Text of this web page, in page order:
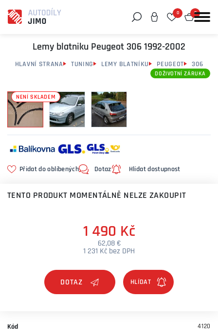
0 0
Lemy blatniku Peugeot 306 1992-2002
HLAVNÍ STRANA TUNING LEMY BLATNÍKU PEUGEOT 306
NENÍ SKLADEM
DOŽIVOTNÍ ZÁRUKA
Přidat do oblíbených Dotaz Hlídat dostupnost
TENTO PRODUKT MOMENTÁLNĚ NELZE ZAKOUPIT
1 490 Kč
62,08 €
1 231 Kč bez DPH
DOTAZ
Kód 4120
Můžeme vám pomoci něco najít?